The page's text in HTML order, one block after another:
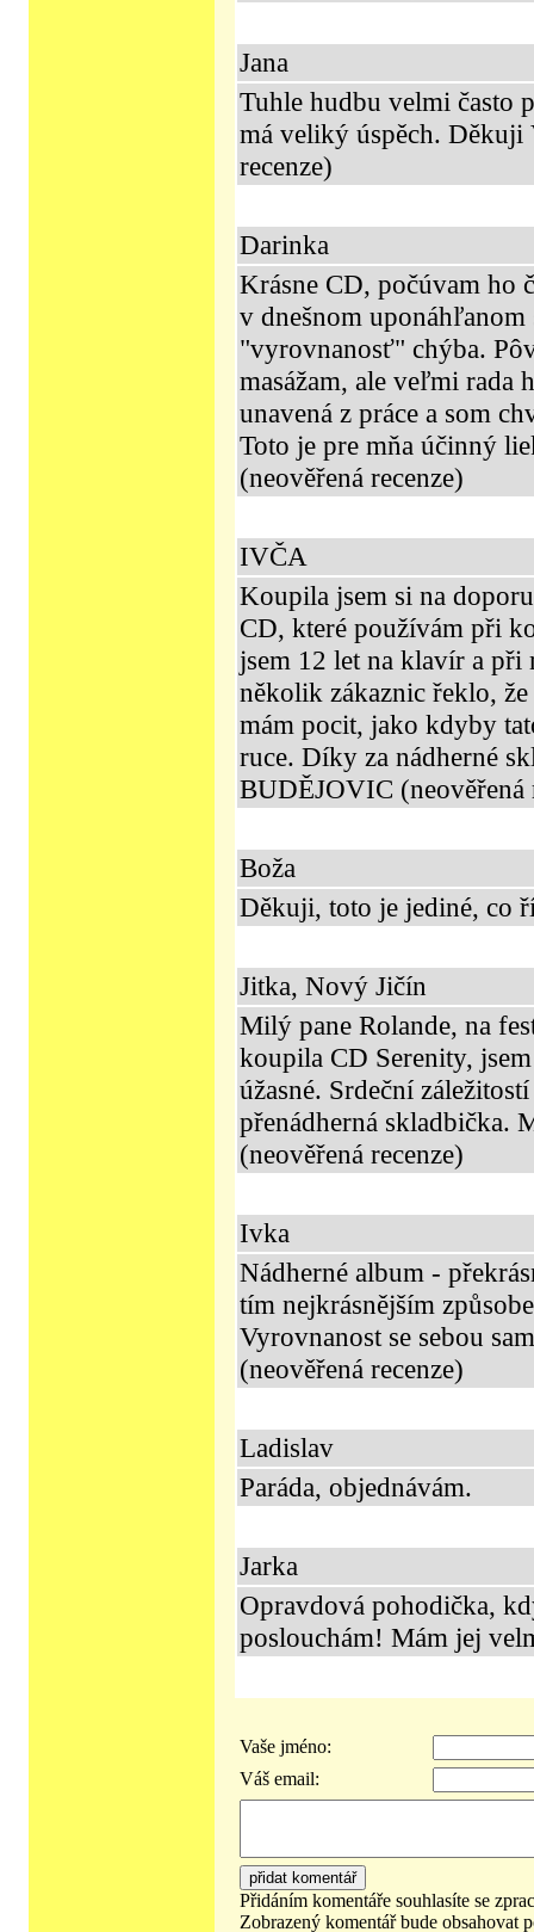
Jana
Tuhle hudbu velmi často
má veliký úspěch. Děkuji
recenze)
Darinka
Krásne CD, počúvam ho
v dnešnom
"vyrovnanosť" chýba.
masážam, ale veľmi rada
unavená z práce a som
Toto je pre mňa účinný
(neověřená recenze)
IVČA
Koupila jsem si na
CD, které používám při
jsem 12 let na klavír a při
několik zákaznic řeklo,
mám pocit, jako kdyby
ruce. Díky za nádherné
BUDĚJOVIC (neověřená
Boža
Děkuji, toto je jediné, co
Jitka, Nový Jičín
Milý pane Rolande, na
koupila CD Serenity,
úžasné. Srdeční
přenádherná skladbička.
(neověřená recenze)
Ivka
Nádherné album -
tím nejkrásnějším
Vyrovnanost se sebou
(neověřená recenze)
Ladislav
Paráda, objednávám.
Jarka
Opravdová pohodička,
poslouchám! Mám jej
Vaše jméno:
Váš email:
Přidáním komentáře souhlasíte se
Zobrazený komentář bude obsahovat